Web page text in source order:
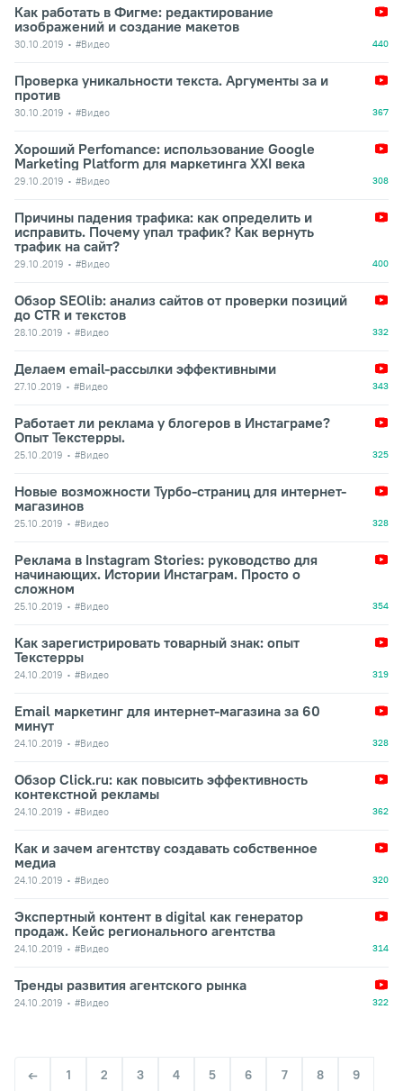
Как работать в Фигме: редактирование
изображений и создание макетов
30.10.2019 #Видео 440
Проверка уникальности текста. Аргументы за и
против
30.10.2019 #Видео 367
Хороший Perfomance: использование Google
Marketing Platform для маркетинга XXI века
29.10.2019 #Видео 308
Причины падения трафика: как определить и
исправить. Почему упал трафик? Как вернуть
трафик на сайт?
29.10.2019 #Видео 400
Обзор SEOlib: анализ сайтов от проверки позиций
до CTR и текстов
28.10.2019 #Видео 332
Делаем email-рассылки эффективными
27.10.2019 #Видео 343
Работает ли реклама у блогеров в Инстаграме?
Опыт Текстерры.
25.10.2019 #Видео 325
Новые возможности Турбо-страниц для интернет-
магазинов
25.10.2019 #Видео 328
Реклама в Instagram Stories: руководство для
начинающих. Истории Инстаграм. Просто о
сложном
25.10.2019 #Видео 354
Как зарегистрировать товарный знак: опыт
Текстерры
24.10.2019 #Видео 319
Email маркетинг для интернет-магазина за 60
минут
24.10.2019 #Видео 328
Обзор Click.ru: как повысить эффективность
контекстной рекламы
24.10.2019 #Видео 362
Как и зачем агентству создавать собственное
медиа
24.10.2019 #Видео 320
Экспертный контент в digital как генератор
продаж. Кейс регионального агентства
24.10.2019 #Видео 314
Тренды развития агентского рынка
24.10.2019 #Видео 322
1 2 3 4 5 6 7 8 9